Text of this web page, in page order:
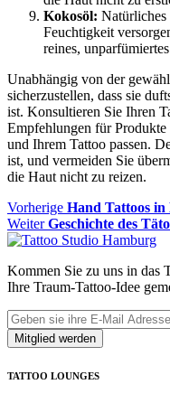
Kokosöl:
Feuchtigkeit
reines,
Unabhängig von der
sicherzustellen, dass sie
ist. Konsultieren Sie Ihren
Empfehlungen für Produkte
und Ihrem Tattoo passen.
ist, und vermeiden Sie
die Haut nicht zu reizen.
Vorherige Vorheriger
Beitrag
Hand Tattoos
Weiter Nächster
Beitrag:
Geschichte des
Kommen Sie zu uns in das
Ihre Traum-Tattoo-Idee
TATTOO LOUNGES